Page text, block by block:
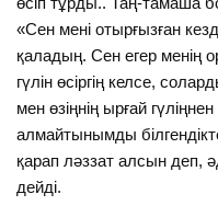
«Сен мені отырғызған
қаладың. Сен егер менің
гүлін өсіргің келсе,
мен өзіңнің ырғай
алмайтынымды
қарап ләззат алсын деп,
дейді.